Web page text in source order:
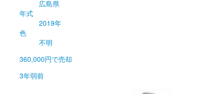
広島県
年式
2019年
色
不明
360,000円で売却
3年弱前